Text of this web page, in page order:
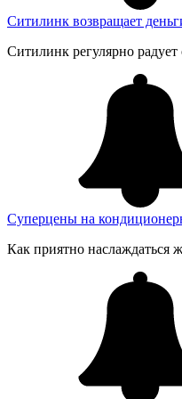
Ситилинк возвращает
Ситилинк регулярно
Суперцены на
Как приятно наслаждаться